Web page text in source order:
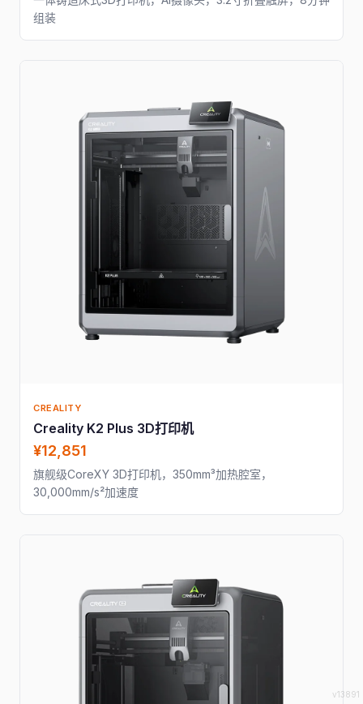
组装
CREALITY
Creality K2 Plus 3D打印机
¥12,851
旗舰级CoreXY 3D打印机，350mm³加热腔室，
30,000mm/s²加速度
v13891